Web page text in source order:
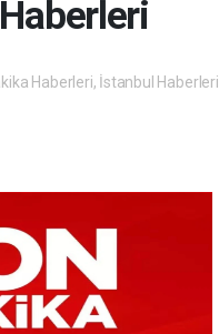
Haberleri, İstanbul Haberleri